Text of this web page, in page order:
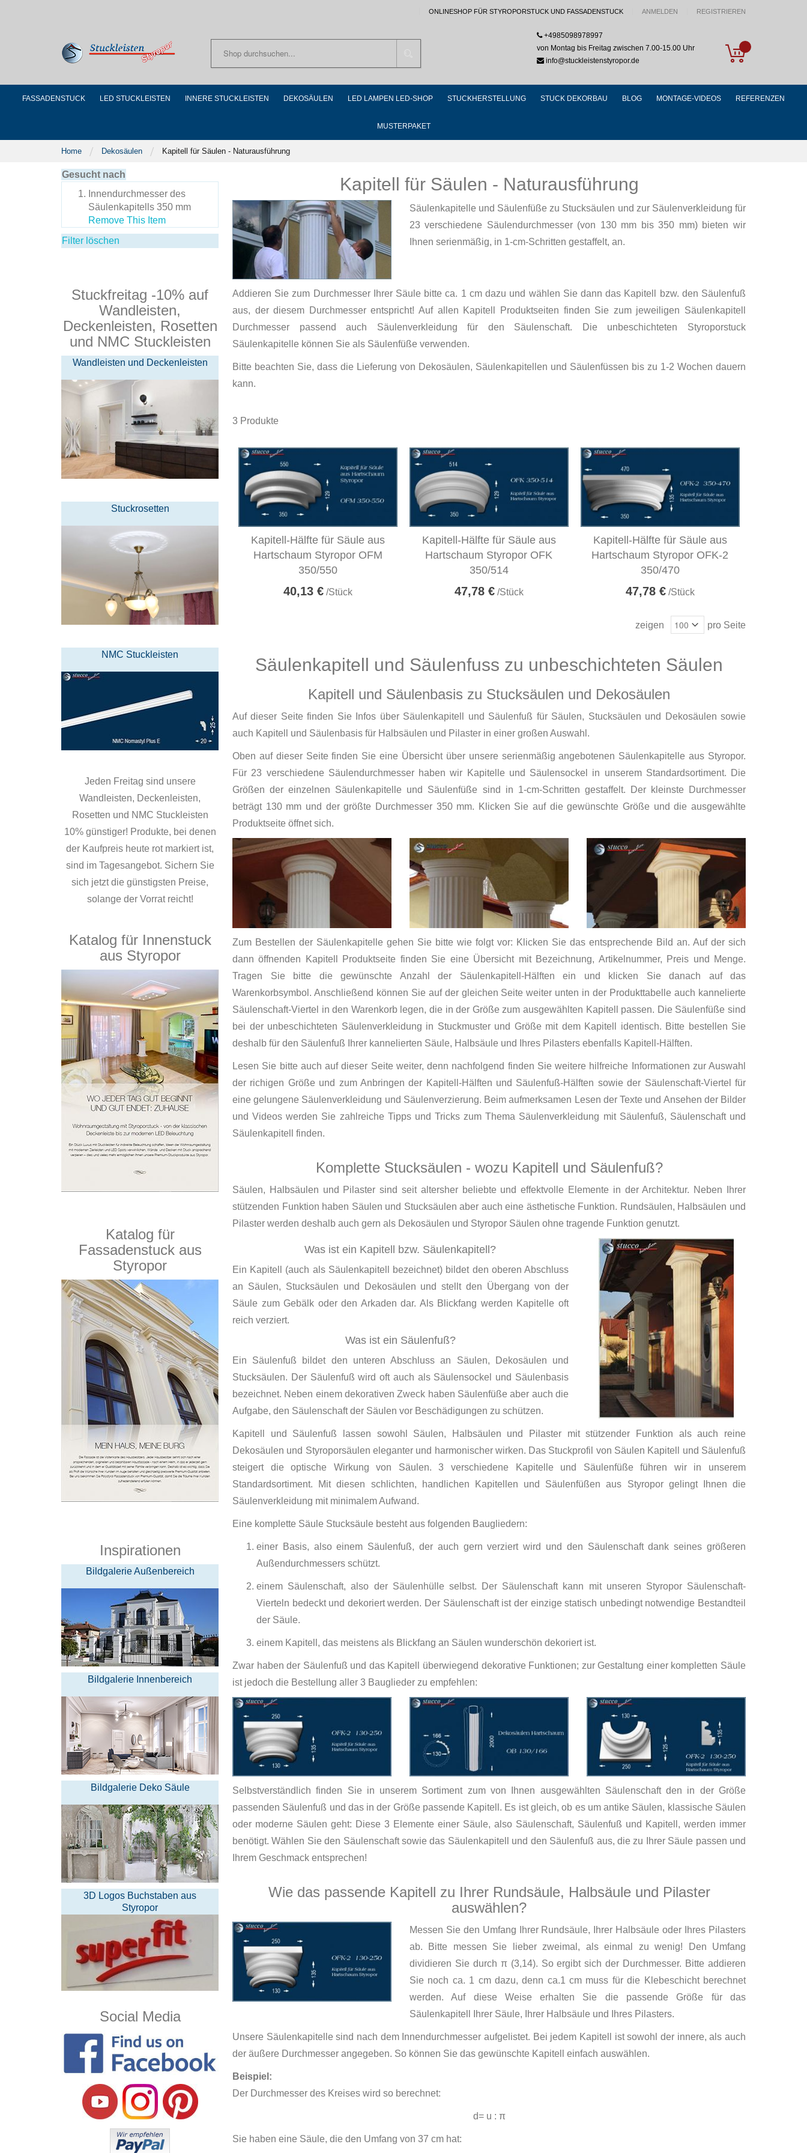
ONLINESHOP FÜR STYROPORSTUCK UND FASSADENSTUCK ANMELDEN REGISTRIEREN
My Cart
+4985098978997
von Montag bis Freitag zwischen 7.00-15.00 Uhr
info@stuckleistenstyropor.de
FASSADENSTUCK LED STUCKLEISTEN INNERE STUCKLEISTEN DEKOSÄULEN LED LAMPEN LED-SHOP STUCKHERSTELLUNG STUCK DEKORBAU BLOG MONTAGE-VIDEOS REFERENZEN
MUSTERPAKET
Home Dekosäulen Kapitell für Säulen - Naturausführung
Kapitell für Säulen - Naturausführung
Säulenkapitelle und Säulenfüße zu Stucksäulen und zur Säulenverkleidung für
23 verschiedene Säulendurchmesser (von 130 mm bis 350 mm) bieten wir
Ihnen serienmäßig, in 1-cm-Schritten gestaffelt, an.
Addieren Sie zum Durchmesser Ihrer Säule bitte ca. 1 cm dazu und wählen Sie dann das Kapitell bzw. den Säulenfuß
aus, der diesem Durchmesser entspricht! Auf allen Kapitell Produktseiten finden Sie zum jeweiligen Säulenkapitell
Durchmesser passend auch Säulenverkleidung für den Säulenschaft. Die unbeschichteten Styroporstuck
Säulenkapitelle können Sie als Säulenfüße verwenden.
Bitte beachten Sie, dass die Lieferung von Dekosäulen, Säulenkapitellen und Säulenfüssen bis zu 1-2 Wochen dauern
kann.
3 Produkte
Kapitell-Hälfte für Säule aus
Hartschaum Styropor OFM
350/550
40,13 €/Stück
Kapitell-Hälfte für Säule aus
Hartschaum Styropor OFK
350/514
47,78 €/Stück
Kapitell-Hälfte für Säule aus
Hartschaum Styropor OFK-2
350/470
47,78 €/Stück
zeigen pro Seite
Säulenkapitell und Säulenfuss zu unbeschichteten Säulen
Kapitell und Säulenbasis zu Stucksäulen und Dekosäulen
Auf dieser Seite finden Sie Infos über Säulenkapitell und Säulenfuß für Säulen, Stucksäulen und Dekosäulen sowie
auch Kapitell und Säulenbasis für Halbsäulen und Pilaster in einer großen Auswahl.
Oben auf dieser Seite finden Sie eine Übersicht über unsere serienmäßig angebotenen Säulenkapitelle aus Styropor.
Für 23 verschiedene Säulendurchmesser haben wir Kapitelle und Säulensockel in unserem Standardsortiment. Die
Größen der einzelnen Säulenkapitelle und Säulenfüße sind in 1-cm-Schritten gestaffelt. Der kleinste Durchmesser
beträgt 130 mm und der größte Durchmesser 350 mm. Klicken Sie auf die gewünschte Größe und die ausgewählte
Produktseite öffnet sich.
Zum Bestellen der Säulenkapitelle gehen Sie bitte wie folgt vor: Klicken Sie das entsprechende Bild an. Auf der sich
dann öffnenden Kapitell Produktseite finden Sie eine Übersicht mit Bezeichnung, Artikelnummer, Preis und Menge.
Tragen Sie bitte die gewünschte Anzahl der Säulenkapitell-Hälften ein und klicken Sie danach auf das
Warenkorbsymbol. Anschließend können Sie auf der gleichen Seite weiter unten in der Produkttabelle auch kannelierte
Säulenschaft-Viertel in den Warenkorb legen, die in der Größe zum ausgewählten Kapitell passen. Die Säulenfüße sind
bei der unbeschichteten Säulenverkleidung in Stuckmuster und Größe mit dem Kapitell identisch. Bitte bestellen Sie
deshalb für den Säulenfuß Ihrer kannelierten Säule, Halbsäule und Ihres Pilasters ebenfalls Kapitell-Hälften.
Lesen Sie bitte auch auf dieser Seite weiter, denn nachfolgend finden Sie weitere hilfreiche Informationen zur Auswahl
der richigen Größe und zum Anbringen der Kapitell-Hälften und Säulenfuß-Hälften sowie der Säulenschaft-Viertel für
eine gelungene Säulenverkleidung und Säulenverzierung. Beim aufmerksamen Lesen der Texte und Ansehen der Bilder
und Videos werden Sie zahlreiche Tipps und Tricks zum Thema Säulenverkleidung mit Säulenfuß, Säulenschaft und
Säulenkapitell finden.
Komplette Stucksäulen - wozu Kapitell und Säulenfuß?
Säulen, Halbsäulen und Pilaster sind seit altersher beliebte und effektvolle Elemente in der Architektur. Neben Ihrer
stützenden Funktion haben Säulen und Stucksäulen aber auch eine ästhetische Funktion. Rundsäulen, Halbsäulen und
Pilaster werden deshalb auch gern als Dekosäulen und Styropor Säulen ohne tragende Funktion genutzt.
Was ist ein Kapitell bzw. Säulenkapitell?
Ein Kapitell (auch als Säulenkapitell bezeichnet) bildet den oberen Abschluss
an Säulen, Stucksäulen und Dekosäulen und stellt den Übergang von der
Säule zum Gebälk oder den Arkaden dar. Als Blickfang werden Kapitelle oft
reich verziert.
Was ist ein Säulenfuß?
Ein Säulenfuß bildet den unteren Abschluss an Säulen, Dekosäulen und
Stucksäulen. Der Säulenfuß wird oft auch als Säulensockel und Säulenbasis
bezeichnet. Neben einem dekorativen Zweck haben Säulenfüße aber auch die
Aufgabe, den Säulenschaft der Säulen vor Beschädigungen zu schützen.
Kapitell und Säulenfuß lassen sowohl Säulen, Halbsäulen und Pilaster mit stützender Funktion als auch reine
Dekosäulen und Styroporsäulen eleganter und harmonischer wirken. Das Stuckprofil von Säulen Kapitell und Säulenfuß
steigert die optische Wirkung von Säulen. 3 verschiedene Kapitelle und Säulenfüße führen wir in unserem
Standardsortiment. Mit diesen schlichten, handlichen Kapitellen und Säulenfüßen aus Styropor gelingt Ihnen die
Säulenverkleidung mit minimalem Aufwand.
Eine komplette Säule Stucksäule besteht aus folgenden Baugliedern:
einer Basis, also einem Säulenfuß, der auch gern verziert wird und den Säulenschaft dank seines größeren
Außendurchmessers schützt.
einem Säulenschaft, also der Säulenhülle selbst. Der Säulenschaft kann mit unseren Styropor Säulenschaft-
Vierteln bedeckt und dekoriert werden. Der Säulenschaft ist der einzige statisch unbedingt notwendige Bestandteil
der Säule.
einem Kapitell, das meistens als Blickfang an Säulen wunderschön dekoriert ist.
Zwar haben der Säulenfuß und das Kapitell überwiegend dekorative Funktionen; zur Gestaltung einer kompletten Säule
ist jedoch die Bestellung aller 3 Bauglieder zu empfehlen:
Selbstverständlich finden Sie in unserem Sortiment zum von Ihnen ausgewählten Säulenschaft den in der Größe
passenden Säulenfuß und das in der Größe passende Kapitell. Es ist gleich, ob es um antike Säulen, klassische Säulen
oder moderne Säulen geht: Diese 3 Elemente einer Säule, also Säulenschaft, Säulenfuß und Kapitell, werden immer
benötigt. Wählen Sie den Säulenschaft sowie das Säulenkapitell und den Säulenfuß aus, die zu Ihrer Säule passen und
Ihrem Geschmack entsprechen!
Wie das passende Kapitell zu Ihrer Rundsäule, Halbsäule und Pilaster
auswählen?
Messen Sie den Umfang Ihrer Rundsäule, Ihrer Halbsäule oder Ihres Pilasters
ab. Bitte messen Sie lieber zweimal, als einmal zu wenig! Den Umfang
dividieren Sie durch π (3,14). So ergibt sich der Durchmesser. Bitte addieren
Sie noch ca. 1 cm dazu, denn ca.1 cm muss für die Klebeschicht berechnet
werden. Auf diese Weise erhalten Sie die passende Größe für das
Säulenkapitell Ihrer Säule, Ihrer Halbsäule und Ihres Pilasters.
Unsere Säulenkapitelle sind nach dem Innendurchmesser aufgelistet. Bei jedem Kapitell ist sowohl der innere, als auch
der äußere Durchmesser angegeben. So können Sie das gewünschte Kapitell einfach auswählen.
Beispiel:
Der Durchmesser des Kreises wird so berechnet:
d= u : π
Sie haben eine Säule, die den Umfang von 37 cm hat:
Gesucht nach
Innendurchmesser des
Säulenkapitells 350 mm
Remove This Item
Filter löschen
Stuckfreitag -10% auf
Wandleisten,
Deckenleisten, Rosetten
und NMC Stuckleisten
Wandleisten und Deckenleisten
Stuckrosetten
NMC Stuckleisten
Jeden Freitag sind unsere
Wandleisten, Deckenleisten,
Rosetten und NMC Stuckleisten
10% günstiger! Produkte, bei denen
der Kaufpreis heute rot markiert ist,
sind im Tagesangebot. Sichern Sie
sich jetzt die günstigsten Preise,
solange der Vorrat reicht!
Katalog für Innenstuck
aus Styropor
Katalog für
Fassadenstuck aus
Styropor
Inspirationen
Bildgalerie Außenbereich
Bildgalerie Innenbereich
Bildgalerie Deko Säule
3D Logos Buchstaben aus
Styropor
Social Media